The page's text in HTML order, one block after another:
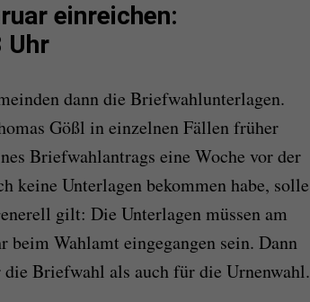
einreichen:
Uhr
dann die Briefwahlunterlagen.
Gößl in einzelnen Fällen früher
Briefwahlantrags eine Woche vor der
keine Unterlagen bekommen habe, solle
gilt: Die Unterlagen müssen am
beim Wahlamt eingegangen sein. Dann
Briefwahl als auch für die Urnenwahl.